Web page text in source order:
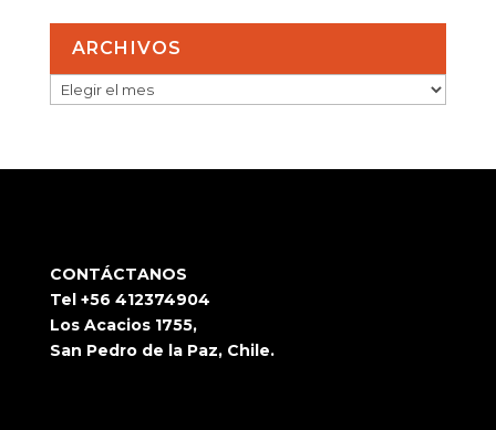
ARCHIVOS
ARCHIVOS
CONTÁCTANOS
Tel +56 412374904
Los Acacios 1755,
San Pedro de la Paz, Chile.